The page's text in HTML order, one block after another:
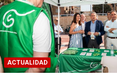
ACTUALIDAD